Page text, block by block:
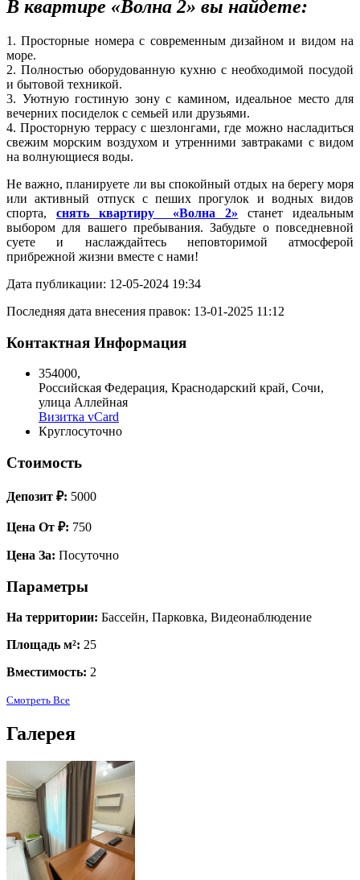
В квартире «Волна 2» вы найдете:
1. Просторные номера с современным дизайном и видом на
море.
2. Полностью оборудованную кухню с необходимой посудой
и бытовой техникой.
3. Уютную гостиную зону с камином, идеальное место для
вечерних посиделок с семьей или друзьями.
4. Просторную террасу с шезлонгами, где можно насладиться
свежим морским воздухом и утренними завтраками с видом
на волнующиеся воды.
Не важно, планируете ли вы спокойный отдых на берегу моря
или активный отпуск с пеших прогулок и водных видов
спорта, снять квартиру «Волна 2» станет идеальным
выбором для вашего пребывания. Забудьте о повседневной
суете и наслаждайтесь неповторимой атмосферой
прибрежной жизни вместе с нами!
Дата публикации: 12-05-2024 19:34
Последняя дата внесения правок: 13-01-2025 11:12
Контактная Информация
354000,
Российская Федерация, Краснодарский край, Сочи,
улица Аллейная
Визитка vCard
Круглосуточно
Стоимость
Депозит ₽: 5000
Цена От ₽: 750
Цена За: Посуточно
Параметры
На территории: Бассейн, Парковка, Видеонаблюдение
Площадь м²: 25
Вместимость: 2
Смотреть Все
Галерея